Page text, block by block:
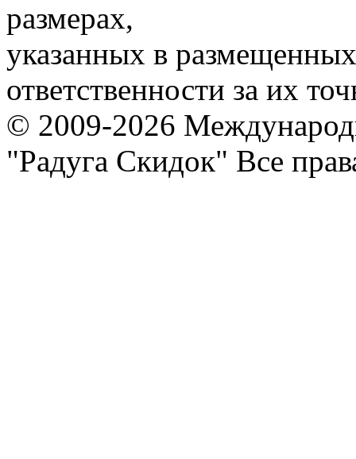
размерах,
указанных в
ответственности за их
© 2009-2026
"Радуга Скидок" Все